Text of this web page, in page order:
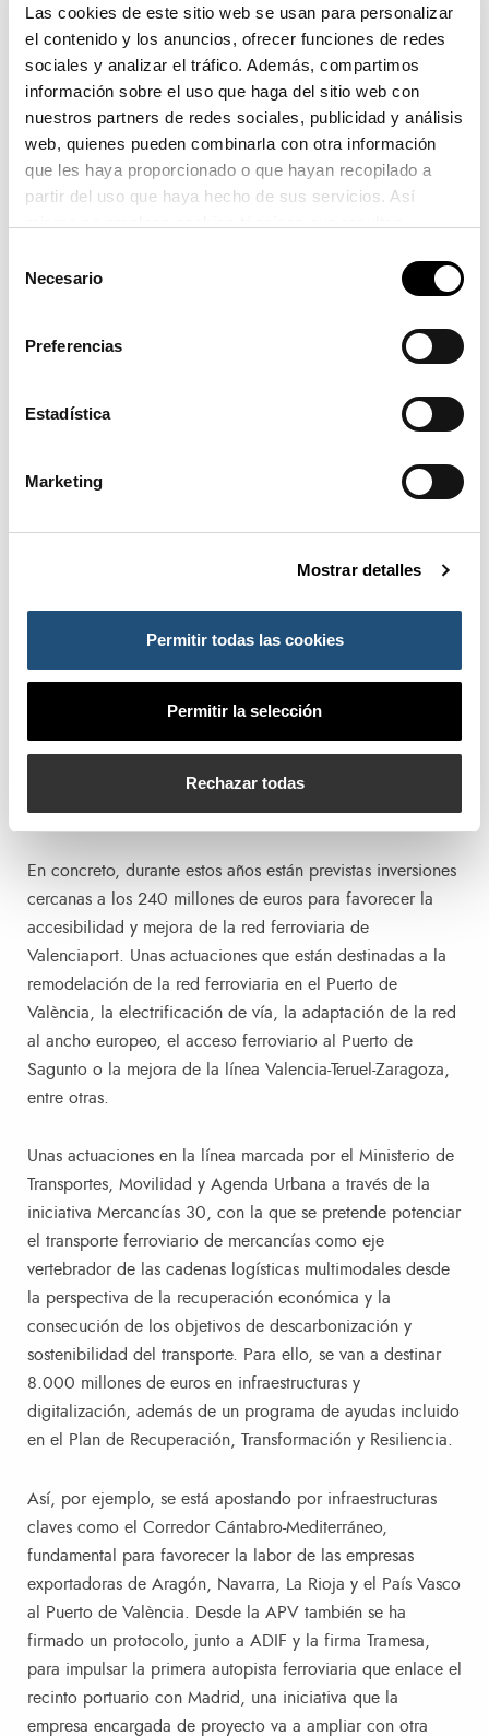
Las cookies de este sitio web se usan para personalizar
el contenido y los anuncios, ofrecer funciones de redes
sociales y analizar el tráfico. Además, compartimos
información sobre el uso que haga del sitio web con
nuestros partners de redes sociales, publicidad y análisis
web, quienes pueden combinarla con otra información
que les haya proporcionado o que hayan recopilado a
partir del uso que haya hecho de sus servicios. Así
página y que son de obligada aceptación.
Necesario
Preferencias
Estadística
Marketing
Mostrar detalles
Permitir todas las cookies
Permitir la selección
Rechazar todas
Madrid sigue siendo el origen/destino, aglutinando 7 de
cada 10 mercancías y el 67% de los TEUs. Bilbao gana
cuota con el 7% de mercancías y el 5% de los
contenedores, seguido de Zaragoza con cifras similares.
Puerto de València se movilizan el 87% de los coches que
llegan al recinto valenciano por ferrocarril.
incrementando el uso del tren en el tráfico de mercancías
que llegan y salen de Valenciaport, de ahí la importancia
de acometer las acciones necesarias para adecuar la
transporte marítimo y ferroviario con el fin de favorecer la
competitividad y contribuir a la reducción de las emisiones
de CO2.
En concreto, durante estos años están previstas inversiones
cercanas a los 240 millones de euros para favorecer la
accesibilidad y mejora de la red ferroviaria de
Valenciaport. Unas actuaciones que están destinadas a la
remodelación de la red ferroviaria en el Puerto de
València, la electrificación de vía, la adaptación de la red
al ancho europeo, el acceso ferroviario al Puerto de
Sagunto o la mejora de la línea Valencia-Teruel-Zaragoza,
entre otras.
Unas actuaciones en la línea marcada por el Ministerio de
Transportes, Movilidad y Agenda Urbana a través de la
iniciativa Mercancías 30, con la que se pretende potenciar
el transporte ferroviario de mercancías como eje
vertebrador de las cadenas logísticas multimodales desde
la perspectiva de la recuperación económica y la
consecución de los objetivos de descarbonización y
sostenibilidad del transporte. Para ello, se van a destinar
8.000 millones de euros en infraestructuras y
digitalización, además de un programa de ayudas incluido
en el Plan de Recuperación, Transformación y Resiliencia.
Así, por ejemplo, se está apostando por infraestructuras
claves como el Corredor Cántabro-Mediterráneo,
fundamental para favorecer la labor de las empresas
exportadoras de Aragón, Navarra, La Rioja y el País Vasco
al Puerto de València. Desde la APV también se ha
firmado un protocolo, junto a ADIF y la firma Tramesa,
para impulsar la primera autopista ferroviaria que enlace el
recinto portuario con Madrid, una iniciativa que la
empresa encargada de proyecto va a ampliar con otra